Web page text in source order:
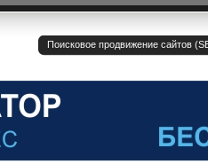
Поисковое продвижение сайтов